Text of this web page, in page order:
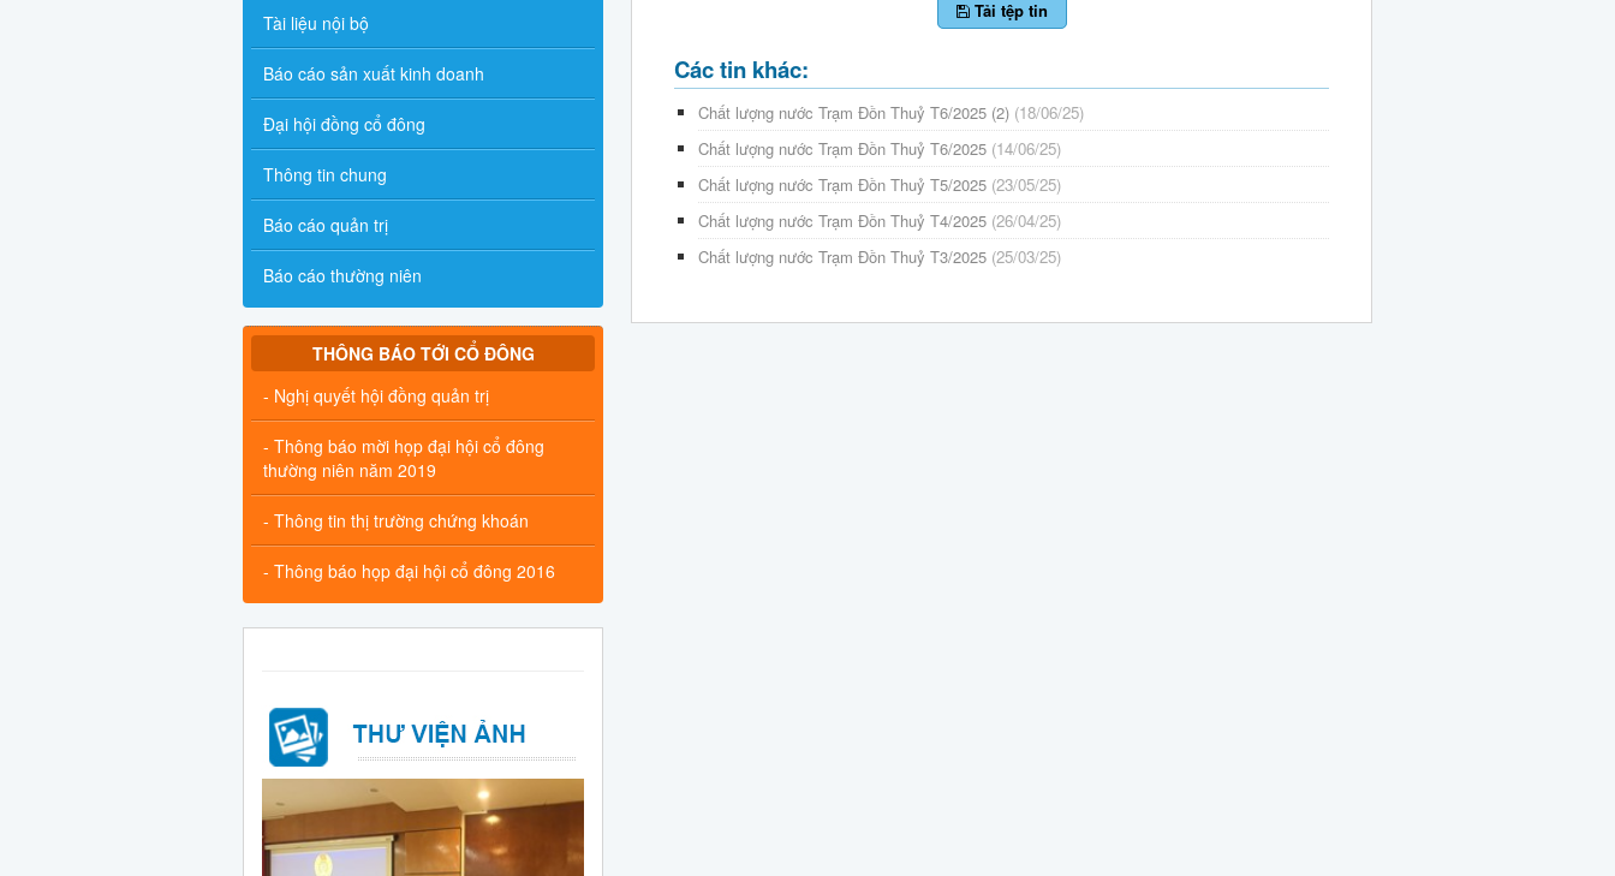
Tài liệu nội bộ
Báo cáo sản xuất kinh doanh
Đại hội đồng cổ đông
Thông tin chung
Báo cáo quản trị
Báo cáo thường niên
THÔNG BÁO TỚI CỔ ĐÔNG
- Nghị quyết hội đồng quản trị
- Thông báo mời họp đại hội cổ đông
thường niên năm 2019
- Thông tin thị trường chứng khoán
- Thông báo họp đại hội cổ đông 2016
Tải tệp tin
Các tin khác:
Chất lượng nước Trạm Đồn Thuỷ T6/2025 (2) (18/06/25)
Chất lượng nước Trạm Đồn Thuỷ T6/2025 (14/06/25)
Chất lượng nước Trạm Đồn Thuỷ T5/2025 (23/05/25)
Chất lượng nước Trạm Đồn Thuỷ T4/2025 (26/04/25)
Chất lượng nước Trạm Đồn Thuỷ T3/2025 (25/03/25)